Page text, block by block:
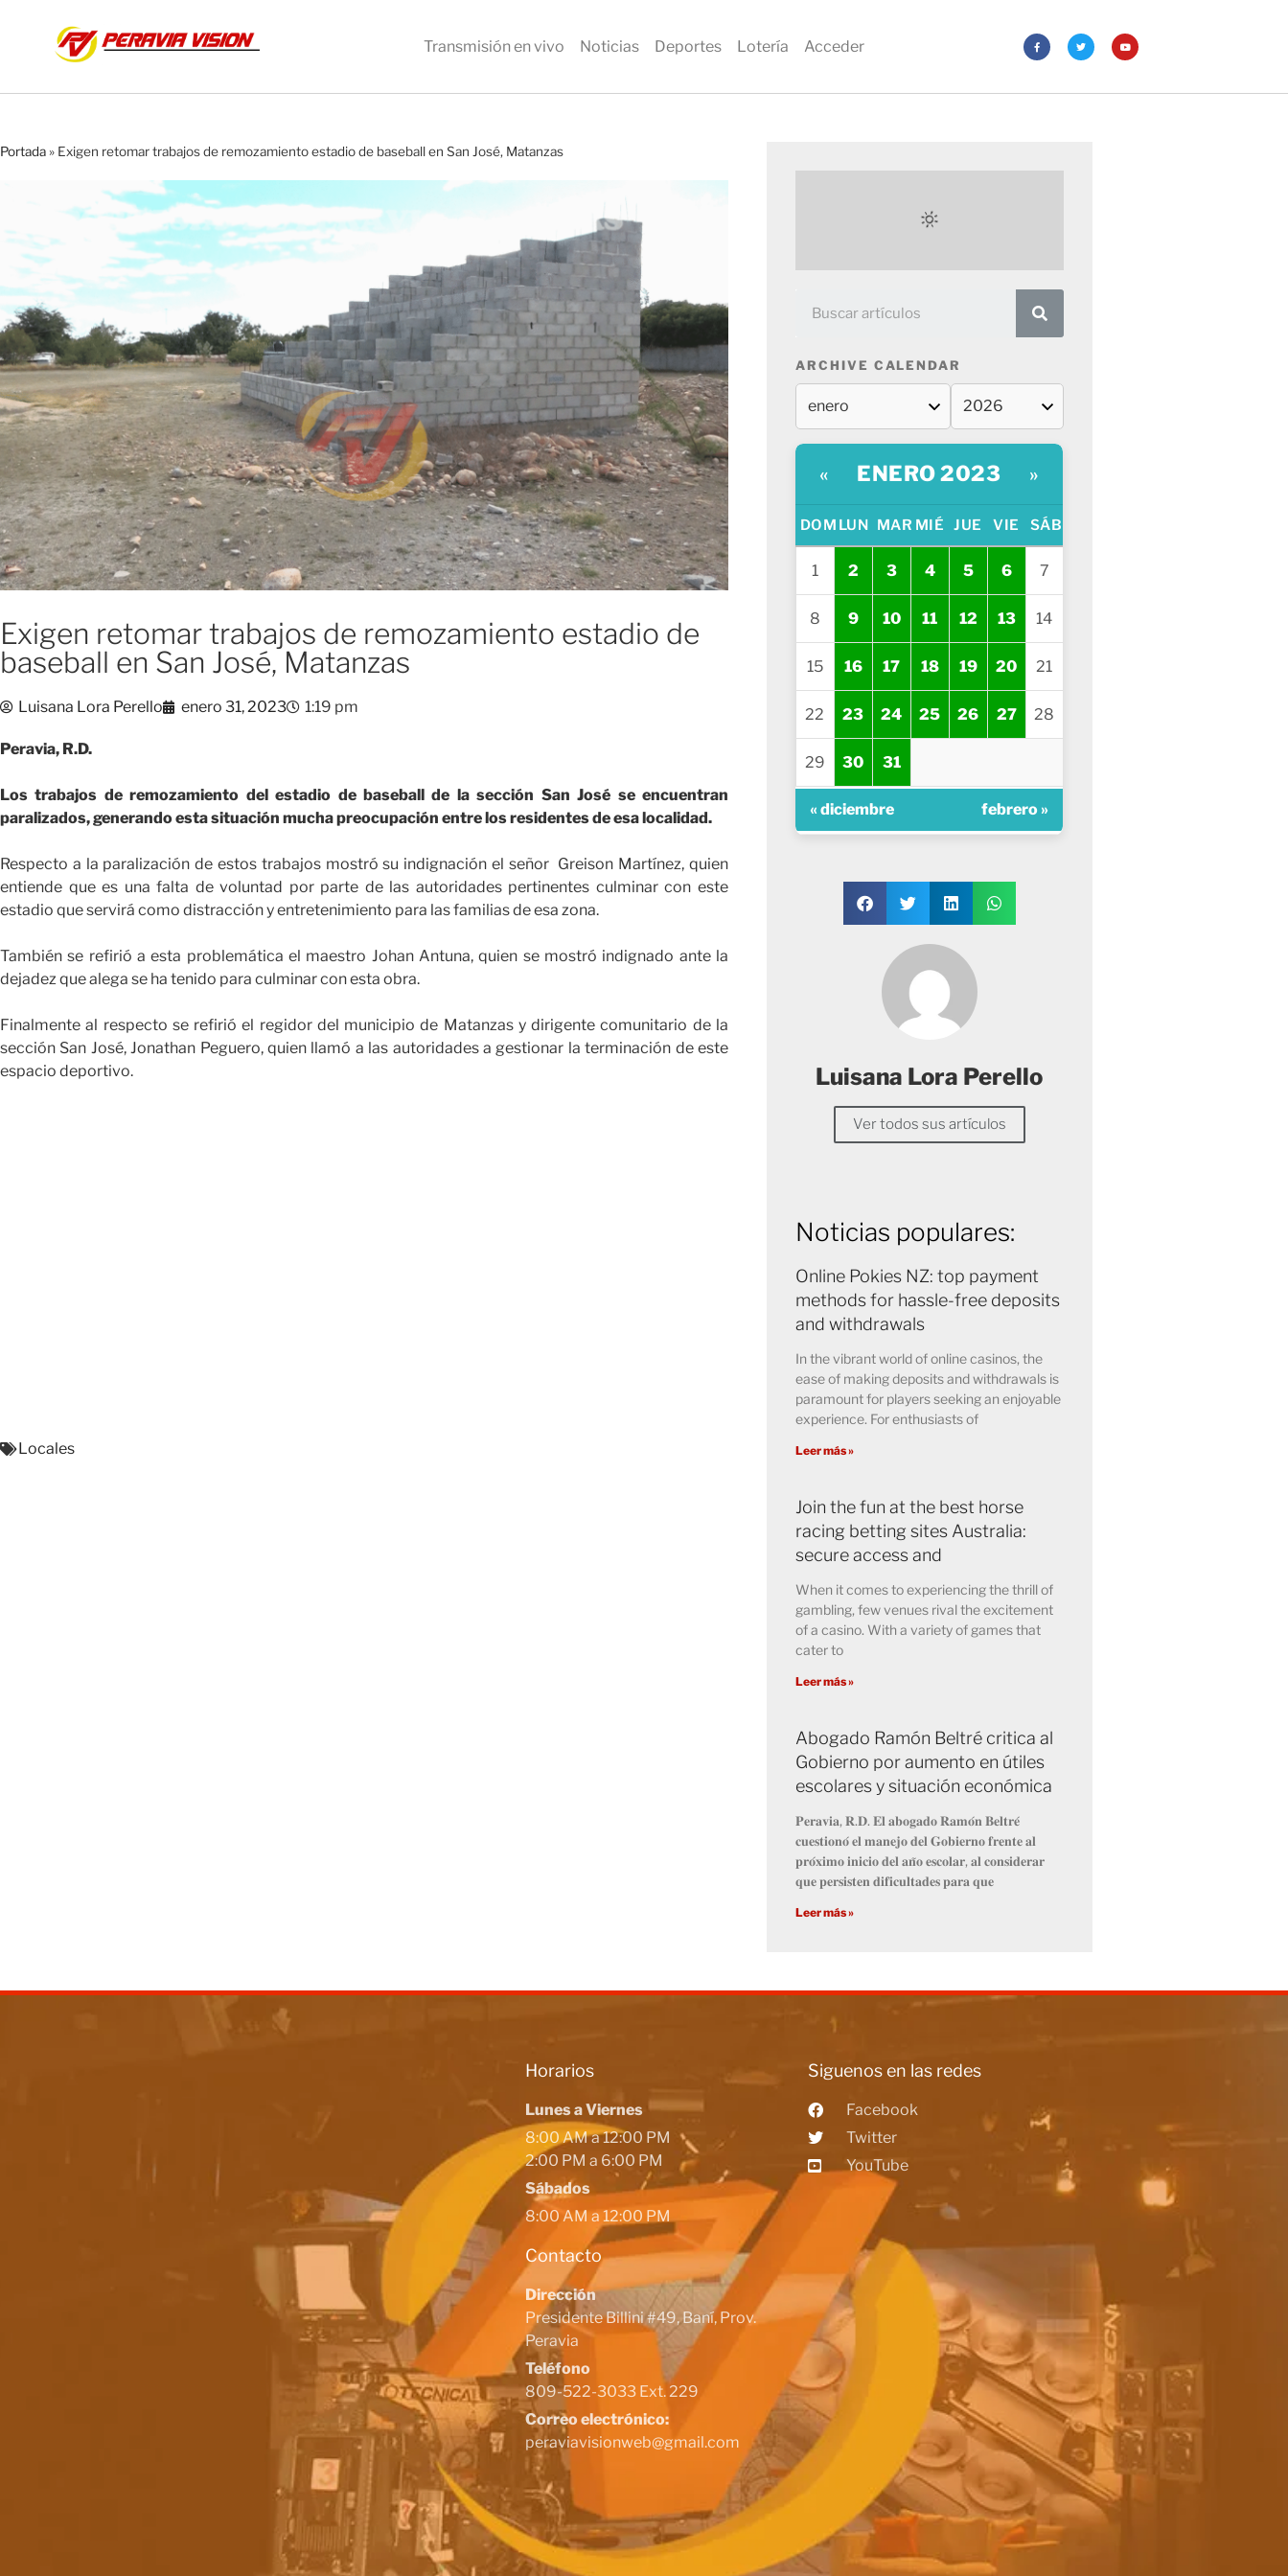
Transmisión en vivo Noticias Deportes Lotería Acceder
Portada» Exigen retomar trabajos de remozamiento estadio de baseball en San José, Matanzas
Exigen retomar trabajos de remozamiento estadio de
baseball en San José, Matanzas
Luisana Lora Perello enero 31, 2023 1:19 pm
Peravia, R.D.
Los trabajos de remozamiento del estadio de baseball de la sección San José se encuentran
paralizados, generando esta situación mucha preocupación entre los residentes de esa localidad.
Respecto a la paralización de estos trabajos mostró su indignación el señor Greison Martínez, quien
entiende que es una falta de voluntad por parte de las autoridades pertinentes culminar con este
estadio que servirá como distracción y entretenimiento para las familias de esa zona.
También se refirió a esta problemática el maestro Johan Antuna, quien se mostró indignado ante la
dejadez que alega se ha tenido para culminar con esta obra.
Finalmente al respecto se refirió el regidor del municipio de Matanzas y dirigente comunitario de la
sección San José, Jonathan Peguero, quien llamó a las autoridades a gestionar la terminación de este
espacio deportivo.
Locales
ARCHIVE CALENDAR
« ENERO 2023 »
DOM LUN MAR MIÉ JUE VIE SÁB
1 2 3 4 5 6 7
8 9 10 11 12 13 14
15 16 17 18 19 20 21
22 23 24 25 26 27 28
29 30 31
« diciembre febrero »
Luisana Lora Perello
Ver todos sus artículos
Noticias populares:
Online Pokies NZ: top payment
methods for hassle-free deposits
and withdrawals
In the vibrant world of online casinos, the
ease of making deposits and withdrawals is
paramount for players seeking an enjoyable
experience. For enthusiasts of
Leer más »
Join the fun at the best horse
racing betting sites Australia:
secure access and
When it comes to experiencing the thrill of
gambling, few venues rival the excitement
of a casino. With a variety of games that
cater to
Leer más »
Abogado Ramón Beltré critica al
Gobierno por aumento en útiles
escolares y situación económica
𝐏𝐞𝐫𝐚𝐯𝐢𝐚, 𝐑.𝐃. 𝐄𝐥 𝐚𝐛𝐨𝐠𝐚𝐝𝐨 𝐑𝐚𝐦𝐨́𝐧 𝐁𝐞𝐥𝐭𝐫𝐞́
𝐜𝐮𝐞𝐬𝐭𝐢𝐨𝐧𝐨́ 𝐞𝐥 𝐦𝐚𝐧𝐞𝐣𝐨 𝐝𝐞𝐥 𝐆𝐨𝐛𝐢𝐞𝐫𝐧𝐨 𝐟𝐫𝐞𝐧𝐭𝐞 𝐚𝐥
𝐩𝐫𝐨́𝐱𝐢𝐦𝐨 𝐢𝐧𝐢𝐜𝐢𝐨 𝐝𝐞𝐥 𝐚𝐧̃𝐨 𝐞𝐬𝐜𝐨𝐥𝐚𝐫, 𝐚𝐥 𝐜𝐨𝐧𝐬𝐢𝐝𝐞𝐫𝐚𝐫
𝐪𝐮𝐞 𝐩𝐞𝐫𝐬𝐢𝐬𝐭𝐞𝐧 𝐝𝐢𝐟𝐢𝐜𝐮𝐥𝐭𝐚𝐝𝐞𝐬 𝐩𝐚𝐫𝐚 𝐪𝐮𝐞
Leer más »
Horarios
Lunes a Viernes
8:00 AM a 12:00 PM
2:00 PM a 6:00 PM
Sábados
8:00 AM a 12:00 PM
Contacto
Dirección
Presidente Billini #49, Baní, Prov.
Peravia
Teléfono
809-522-3033 Ext. 229
Correo electrónico:
peraviavisionweb@gmail.com
Siguenos en las redes
Facebook
Twitter
YouTube